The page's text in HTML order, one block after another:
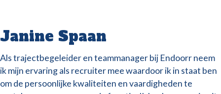
Janine Spaan
Als trajectbegeleider en teammanager bij Endoorr neem
ik mijn ervaring als recruiter mee waardoor ik in staat ben
om de persoonlijke kwaliteiten en vaardigheden te